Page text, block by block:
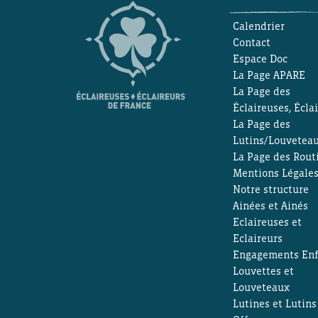
Calendrier
Contact
Espace Doc
La Page APARE
La Page des
Éclaireuses,
La Page des
Lutins/
La Page des
Mentions Légales
Notre structure
Ainées et Ainés
Eclaireuses et
Eclaireurs
Engagements
Louvettes et
Louveteaux
Lutines et Lutins